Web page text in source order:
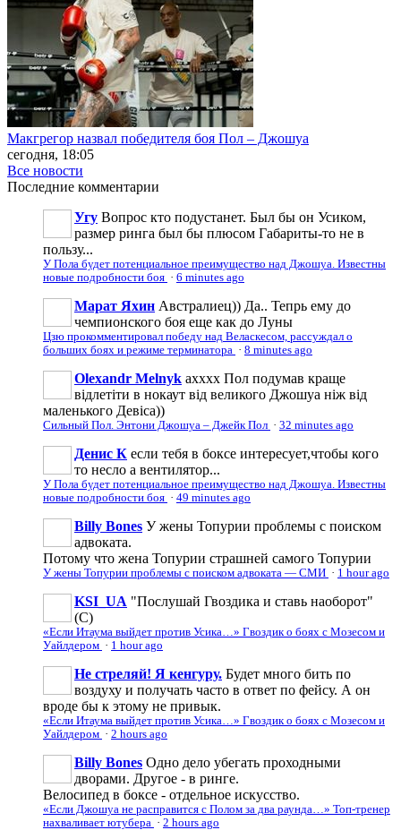
Макгрегор назвал победителя боя Пол – Джошуа
сегодня, 18:05
Все новости
Последние комментарии
Угу Вопрос кто подустанет. Был бы он Усиком,
размер ринга был бы плюсом Габариты-то не в
пользу...
У Пола будет потенциальное преимущество над Джошуа. Известны
новые подробности боя · 6 minutes ago
Марат Яхин Австралиец)) Да.. Тепрь ему до
чемпионского боя еще как до Луны
Цзю прокомментировал победу над Веласкесом, рассуждал о
больших боях и режиме терминатора · 8 minutes ago
Olexandr Melnyk ахххх Пол подумав краще
відлетіти в нокаут від великого Джошуа ніж від
маленького Девіса))
Сильный Пол. Энтони Джошуа – Джейк Пол · 32 minutes ago
Денис К если тебя в боксе интересует,чтобы кого
то несло а вентилятор...
У Пола будет потенциальное преимущество над Джошуа. Известны
новые подробности боя · 49 minutes ago
Billy Bones У жены Топурии проблемы с поиском
адвоката.
Потому что жена Топурии страшней самого Топурии
У жены Топурии проблемы с поиском адвоката — СМИ · 1 hour ago
KSI_UA "Послушай Гвоздика и ставь наоборот"
(С)
«Если Итаума выйдет против Усика…» Гвоздик о боях с Мозесом и
Уайлдером · 1 hour ago
Не стреляй! Я кенгуру. Будет много бить по
воздуху и получать часто в ответ по фейсу. А он
вроде бы к этому не привык.
«Если Итаума выйдет против Усика…» Гвоздик о боях с Мозесом и
Уайлдером · 2 hours ago
Billy Bones Одно дело убегать проходными
дворами. Другое - в ринге.
Велосипед в боксе - отдельное искусство.
«Если Джошуа не расправится с Полом за два раунда…» Топ-тренер
нахваливает ютубера · 2 hours ago